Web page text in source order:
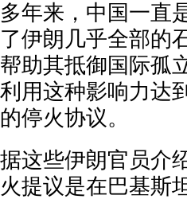
多年来，中国一直
了伊朗几乎全部的
帮助其抵御国际孤
利用这种影响力达
的停火协议。
据这些伊朗官员介
火提议是在巴基斯